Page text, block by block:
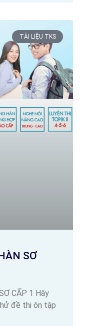
TÀI LIỆU TKS
SƠ
CẤP 1 Hãy
đề thi ôn tập